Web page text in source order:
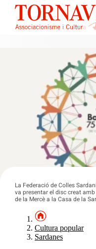
La Federació de Colles
va presentar el disc creat
de la Mercè a la Casa de la
Cultura popular
Sardanes